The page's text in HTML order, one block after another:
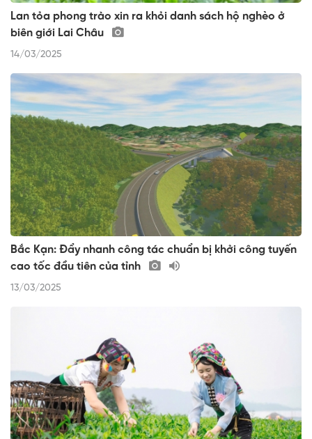
Lan tỏa phong trào xin ra khỏi danh sách hộ nghèo ở
biên giới Lai Châu
14/03/2025
Bắc Kạn: Đẩy nhanh công tác chuẩn bị khởi công tuyến
cao tốc đầu tiên của tỉnh
13/03/2025